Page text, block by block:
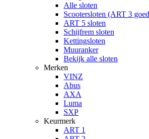
Alle sloten
Scootersloten (ART 3
ART 5 sloten
Schijfrem sloten
Kettingsloten
Muuranker
Bekijk alle sloten
Merken
VINZ
Abus
AXA
Luma
SXP
Keurmerk
ART 1